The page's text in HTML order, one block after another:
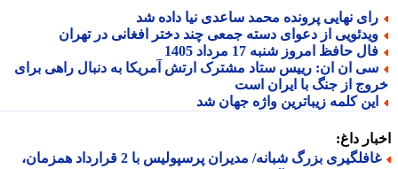
نهایی پرونده محمد ساعدی نیا داده شد
از دعوای دسته جمعی چند دختر افغانی در تهران
حافظ امروز شنبه 17 مرداد 1405
ان ان: رییس ستاد مشترک ارتش آمریکا به دنبال راهی برای
از جنگ با ایران است
کلمه زیباترین واژه جهان شد
داغ:
غافلگیری بزرگ شبانه/ مدیران پرسپولیس با 2 قرارداد همزمان،